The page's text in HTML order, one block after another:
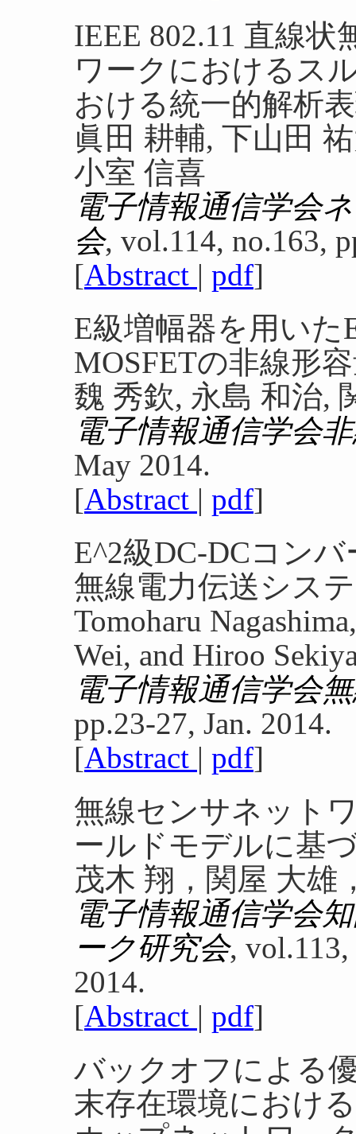
IEEE 802.11 直線
ワークにおけるス
おける統一的解析
眞田 耕輔, 下山田
小室 信喜
電子情報通信学会
会, vol.114, no.163,
[Abstract | pdf]
E級増幅器を用いた
MOSFETの非線形
魏 秀欽, 永島 和治,
電子情報通信学会
May 2014.
[Abstract | pdf]
E^2級DC-DCコン
無線電力伝送シス
Tomoharu
Wei, and Hiroo
電子情報通信学会
pp.23-27, Jan. 2014.
[Abstract | pdf]
無線センサネット
ールドモデルに基
茂木 翔，関屋 大雄
電子情報通信学会
ーク研究会, vol.113,
2014.
[Abstract | pdf]
バックオフによる
末存在環境におけ